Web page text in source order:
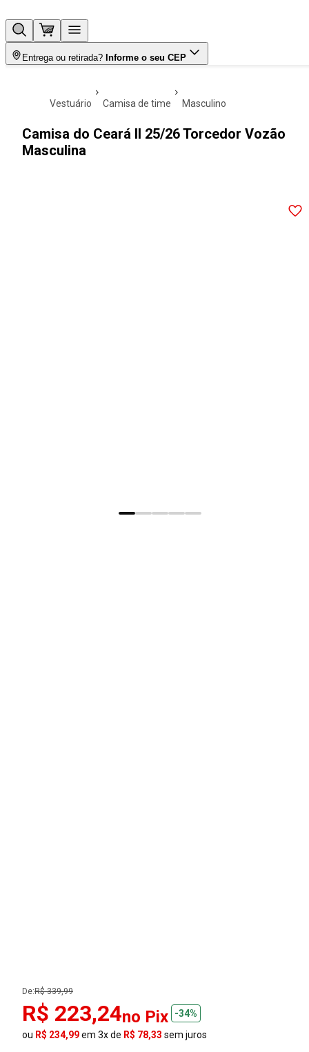
Entrega ou retirada? Informe o seu CEP
vestuário camisa de time masculino
Camisa do Ceará II 25/26 Torcedor Vozão
Masculina
De:R$ 339,99
R$ 223,24no Pix
-34%
ou R$ 234,99em 3x de R$ 78,33 sem juros